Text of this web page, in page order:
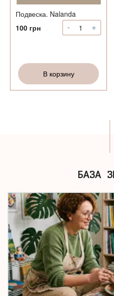
Подвеска. Nalanda
100 грн -
Количество
Подвеска.
+
В корзину
БАЗА